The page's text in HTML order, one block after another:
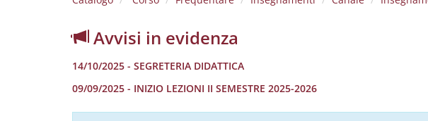
Avvisi in evidenza
14/10/2025 - SEGRETERIA DIDATTICA
09/09/2025 - INIZIO LEZIONI II SEMESTRE 2025-2026